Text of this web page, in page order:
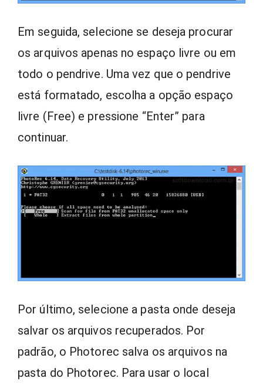
Em seguida, selecione se deseja procurar
os arquivos apenas no espaço livre ou em
todo o pendrive. Uma vez que o pendrive
está formatado, escolha a opção espaço
livre (Free) e pressione “Enter” para
continuar.
Por último, selecione a pasta onde deseja
salvar os arquivos recuperados. Por
padrão, o Photorec salva os arquivos na
pasta do Photorec. Para usar o local